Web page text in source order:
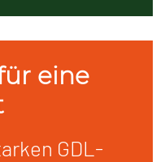
eine
GDL-